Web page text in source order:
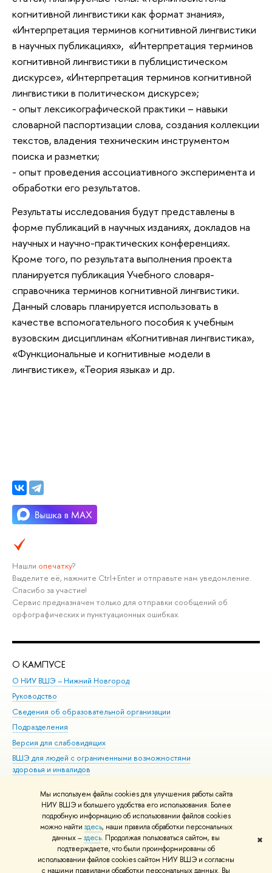
Мы используем файлы cookies для улучшения работы сайта
НИУ ВШЭ и большего удобства его использования. Более
подробную информацию об использовании файлов cookies
можно найти здесь, наши правила обработки персональных
данных –здесь. Продолжая пользоваться сайтом, вы
подтверждаете, что были проинформированы об
использовании файлов cookies сайтом НИУ ВШЭ и согласны
с нашими правилами обработки персональных данных. Вы
✖
когнитивной лингвистики как формат знания»,
«Интерпретация терминов когнитивной лингвистики
в научных публикациях», «Интерпретация терминов
когнитивной лингвистики в публицистическом
дискурсе», «Интерпретация терминов когнитивной
лингвистики в политическом дискурсе»;
- опыт лексикографической практики – навыки
словарной паспортизации слова, создания коллекции
текстов, владения техническим инструментом
поиска и разметки;
- опыт проведения ассоциативного эксперимента и
обработки его результатов.
Результаты исследования будут представлены в
форме публикаций в научных изданиях, докладов на
научных и научно-практических конференциях.
Кроме того, по результата выполнения проекта
планируется публикация Учебного словаря-
справочника терминов когнитивной лингвистики.
Данный словарь планируется использовать в
качестве вспомогательного пособия к учебным
вузовским дисциплинам «Когнитивная лингвистика»,
«Функциональные и когнитивные модели в
лингвистике», «Теория языка» и др.
Нашли опечатку?
Выделите её, нажмите Ctrl+Enter и отправьте нам уведомление.
Спасибо за участие!
Сервис предназначен только для отправки сообщений об
орфографических и пунктуационных ошибках.
О КАМПУСЕ
О НИУ ВШЭ – Нижний Новгород
Руководство
Сведения об образовательной организации
Подразделения
Версия для слабовидящих
ВШЭ для людей с ограниченными возможностями
здоровья и инвалидов
© НИУ ВШЭ 1993–2026 Адреса и контакты Условия использования